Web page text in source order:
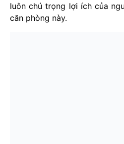
luôn chú trọng lợi ích của
căn phòng này.